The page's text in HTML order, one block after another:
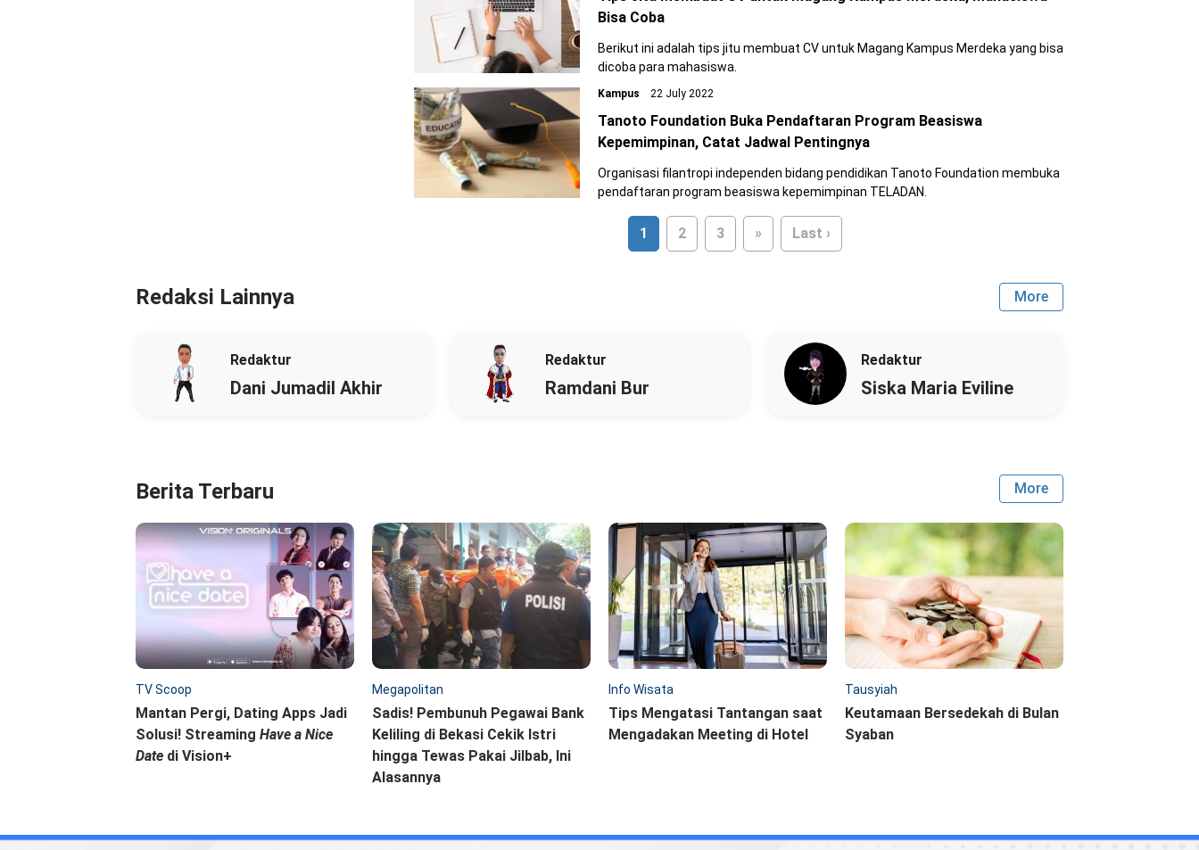
Bisa Coba
Berikut ini adalah tips jitu membuat CV untuk Magang Kampus Merdeka yang bisa
dicoba para mahasiswa.
Kampus 22 July 2022
Tanoto Foundation Buka Pendaftaran Program Beasiswa
Kepemimpinan, Catat Jadwal Pentingnya
Organisasi filantropi independen bidang pendidikan Tanoto Foundation membuka
pendaftaran program beasiswa kepemimpinan TELADAN.
1 2 3 » Last ›
Redaksi Lainnya More
Redaktur
Dani Jumadil Akhir
Redaktur
Ramdani Bur
Redaktur
Siska Maria Eviline
Berita Terbaru More
TV Scoop
Mantan Pergi, Dating Apps Jadi
Solusi! Streaming Have a Nice
Date di Vision+
Megapolitan
Sadis! Pembunuh Pegawai Bank
Keliling di Bekasi Cekik Istri
hingga Tewas Pakai Jilbab, Ini
Alasannya
Info Wisata
Tips Mengatasi Tantangan saat
Mengadakan Meeting di Hotel
Tausyiah
Keutamaan Bersedekah di Bulan
Syaban